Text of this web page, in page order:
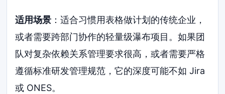
适用场景 ：适合习惯用表格做计划的传统企业，
或者需要跨部门协作的轻量级瀑布项目。如果团
队对复杂依赖关系管理要求很高，或者需要严格
遵循标准研发管理规范，它的深度可能不如 Jira
或 ONES。